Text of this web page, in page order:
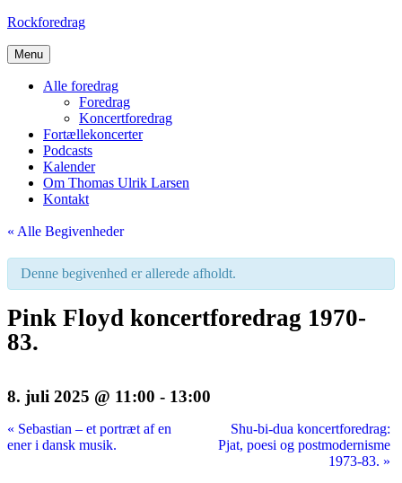
Skip
content
Rockforedrag
Menu
Alle foredrag
Foredrag
Koncertforedrag
Fortællekoncerter
Podcasts
Kalender
Om Thomas Ulrik Larsen
Kontakt
« Alle Begivenheder
Denne begivenhed er allerede afholdt.
Pink Floyd koncertforedrag 1970-
83.
8. juli 2025 @ 11:00 - 13:00
« Sebastian – et portræt af en
ener i dansk musik.
Shu-bi-dua koncertforedrag:
Pjat, poesi og postmodernisme
1973-83. »